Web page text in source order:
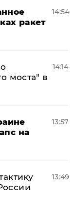
ракет
14:54
моста" в
14:14
на
13:57
13:49